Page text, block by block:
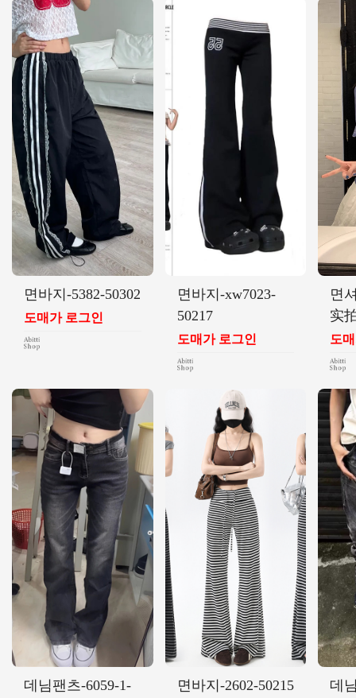
면바지-5382-50302
도매가 로그인
면바지-xw7023-
50217
도매가 로그인
면
实
도
데님팬츠-6059-1-
면바지-2602-50215 데